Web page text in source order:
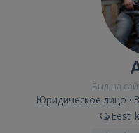
Был на
Юридическое лицо ·
Eesti